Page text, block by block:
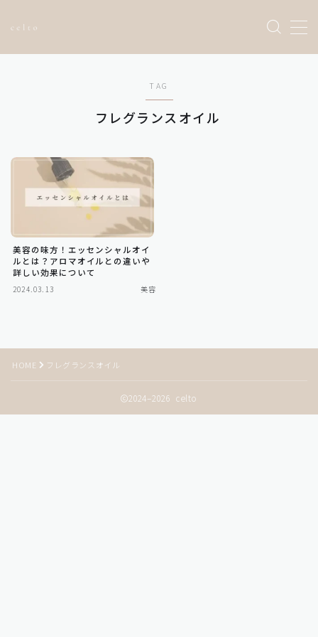
プライバシーポリシー
有料記事の決済完了ページ
運営者情報
TAG
フレグランスオイル
美容の味方！エッセンシャルオイ
ルとは？アロマオイルとの違いや
詳しい効果について
2024.03.13 美容
HOME フレグランスオイル
2024–2026 celto